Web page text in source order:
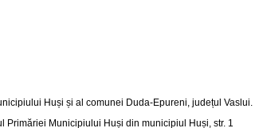
Huși și al comunei Duda-Epureni, județul Vaslui.
Primăriei Municipiului Huși din municipiul Huși, str. 1